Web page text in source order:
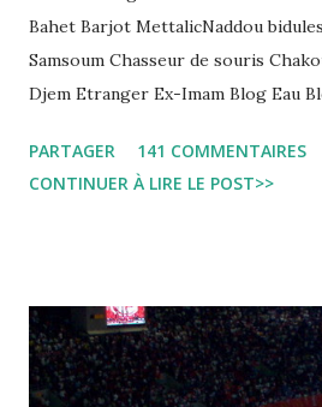
Bahet Barjot MettalicNaddou
Samsoum Chasseur de souris
Djem Etranger Ex-Imam Blog Eau
Leila fi amarikia Little Sarah
dire Mouch ex Mazzika Tun...
PARTAGER
141 COMMENTAIRES
CONTINUER À LIRE LE POST>>